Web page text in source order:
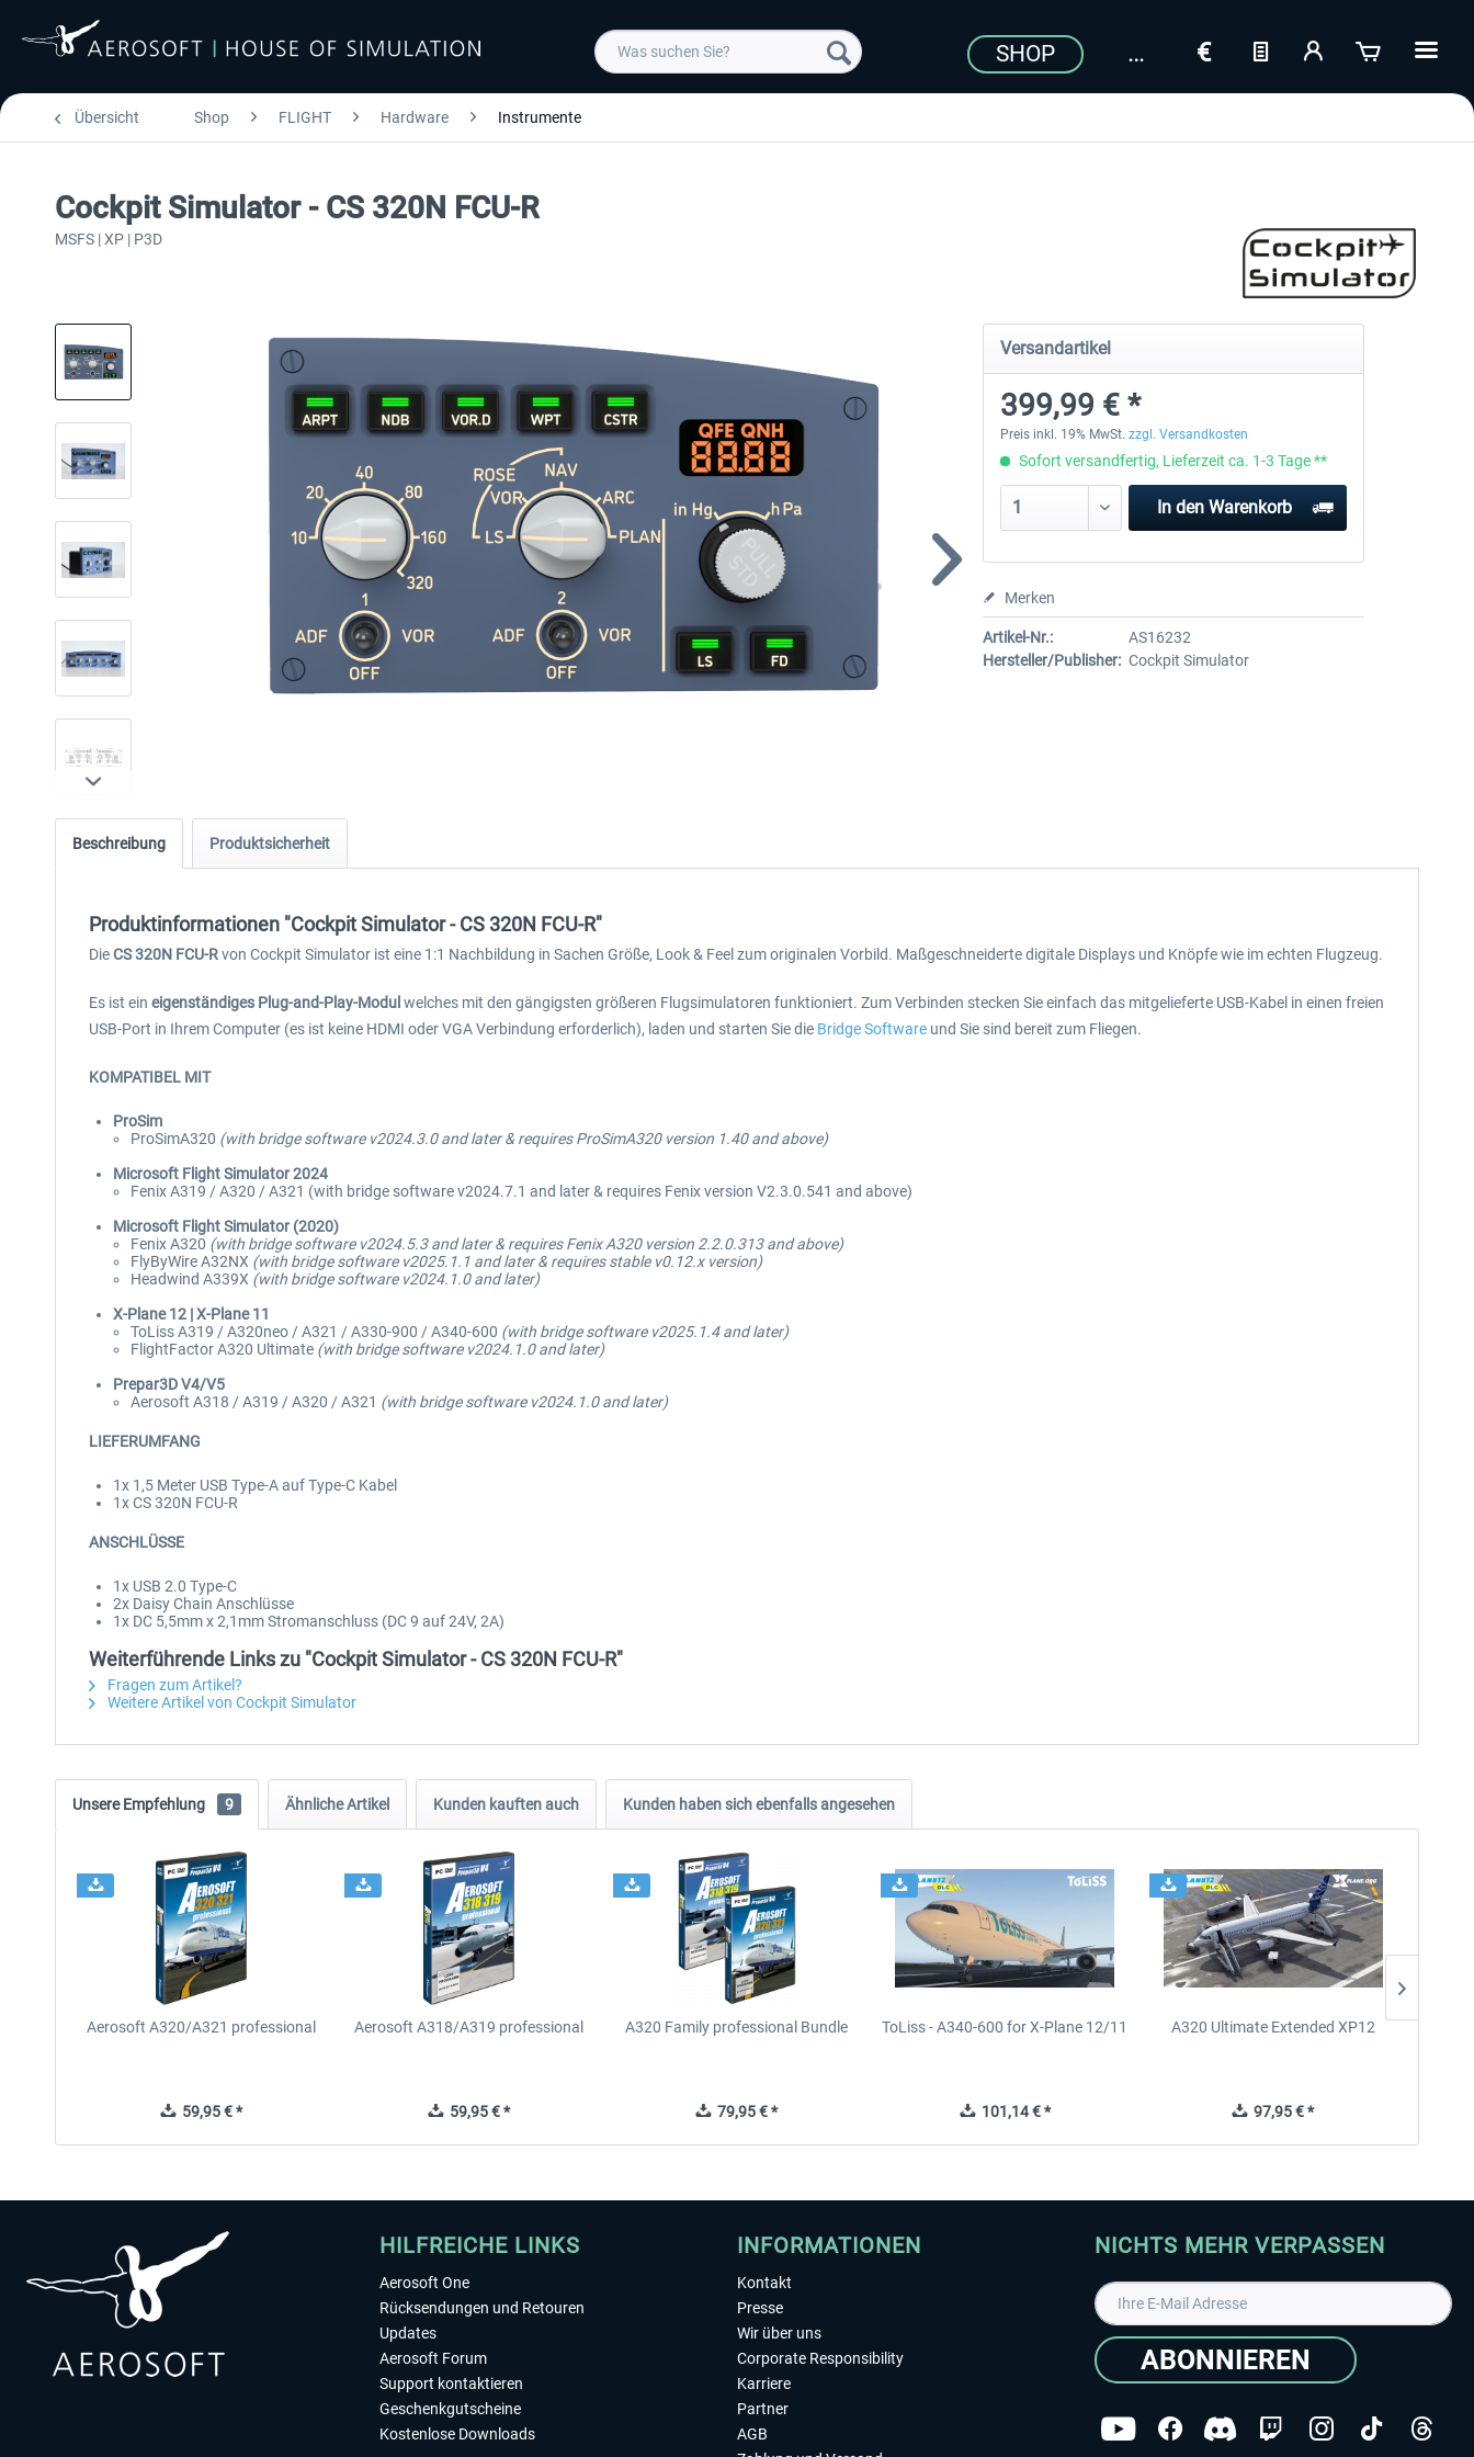
SHOP
Übersicht Shop FLIGHT Hardware Instrumente
Cockpit Simulator - CS 320N FCU-R
MSFS | XP | P3D
Versandartikel
399,99 € *
Preis inkl. 19% MwSt. zzgl. Versandkosten
Sofort versandfertig, Lieferzeit ca. 1-3 Tage **
In den Warenkorb
Merken
Artikel-Nr.:
AS16232
Hersteller/Publisher: Cockpit Simulator
Beschreibung Produktsicherheit
Produktinformationen "Cockpit Simulator - CS 320N FCU-R"
DieCS 320N FCU-Rvon Cockpit Simulator ist eine 1:1 Nachbildung in Sachen Größe, Look & Feel zum originalen Vorbild. Maßgeschneiderte digitale Displays und Knöpfe wie im echten Flugzeug.
Es ist ein eigenständiges Plug-and-Play-Modul welches mit den gängigsten größeren Flugsimulatoren funktioniert. Zum Verbinden stecken Sie einfach das mitgelieferte USB-Kabel in einen freien
USB-Port in Ihrem Computer (es ist keine HDMI oder VGA Verbindung erforderlich), laden und starten Sie die Bridge Software und Sie sind bereit zum Fliegen.
KOMPATIBEL MIT
ProSim
ProSimA320 (with bridge software v2024.3.0 and later & requires ProSimA320 version 1.40 and above)
Microsoft Flight Simulator 2024
Fenix A319 / A320 / A321 (with bridge software v2024.7.1 and later & requires Fenix version V2.3.0.541 and above)
Microsoft Flight Simulator (2020)
Fenix A320 (with bridge software v2024.5.3 and later & requires Fenix A320 version 2.2.0.313 and above)
FlyByWire A32NX (with bridge software v2025.1.1 and later & requires stable v0.12.x version)
Headwind A339X (with bridge software v2024.1.0 and later)
X-Plane 12 | X-Plane 11
ToLiss A319 / A320neo / A321 / A330-900 / A340-600 (with bridge software v2025.1.4 and later)
FlightFactor A320 Ultimate (with bridge software v2024.1.0 and later)
Prepar3D V4/V5
Aerosoft A318 / A319 / A320 / A321 (with bridge software v2024.1.0 and later)
LIEFERUMFANG
1x 1,5 Meter USB Type-A auf Type-C Kabel
1x CS 320N FCU-R
ANSCHLÜSSE
1x USB 2.0 Type-C
2x Daisy Chain Anschlüsse
1x DC 5,5mm x 2,1mm Stromanschluss (DC 9 auf 24V, 2A)
Weiterführende Links zu "Cockpit Simulator - CS 320N FCU-R"
Fragen zum Artikel?
Weitere Artikel von Cockpit Simulator
Unsere Empfehlung 9 Ähnliche Artikel Kunden kauften auch Kunden haben sich ebenfalls angesehen
Aerosoft A320/A321 professional
59,95 € *
Aerosoft A318/A319 professional
59,95 € *
A320 Family professional Bundle
79,95 € *
ToLiss - A340-600 for X-Plane 12/11
101,14 € *
A320 Ultimate Extended XP12
97,95 € *
HILFREICHE LINKS
Aerosoft One
Rücksendungen und Retouren
Updates
Aerosoft Forum
Support kontaktieren
Geschenkgutscheine
Kostenlose Downloads
INFORMATIONEN
Kontakt
Presse
Wir über uns
Corporate Responsibility
Karriere
Partner
AGB
NICHTS MEHR VERPASSEN
ABONNIEREN